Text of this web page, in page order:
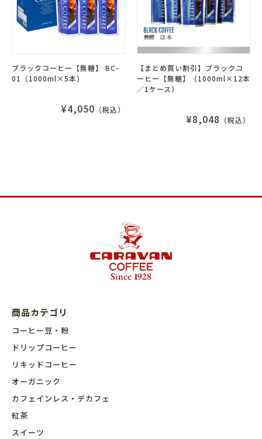
ブラックコーヒー【無糖】 BC-
01（1000ml×5本）
¥4,050 （税込）
【まとめ買い割引】ブラックコ
ーヒー【無糖】（1000ml×12本
／1ケース）
¥8,048 （税込）
商品カテゴリ
コーヒー豆・粉
ドリップコーヒー
リキッドコーヒー
オーガニック
カフェインレス・デカフェ
紅茶
スイーツ